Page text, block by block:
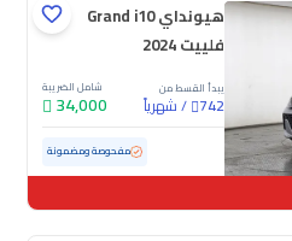
هيونداي Grand i10
فلييت 2024
يبدأ القسط من
742
/شهرياً
شامل الضريبة
34,000
مفحوصة ومضمونة